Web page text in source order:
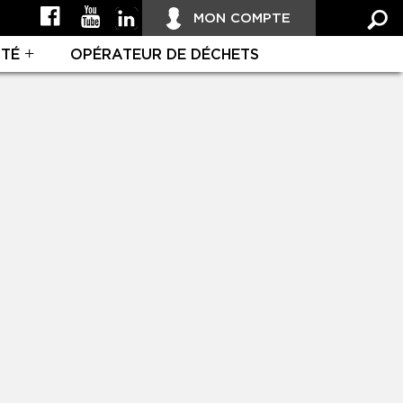
MON COMPTE
OPÉRATEUR DE DÉCHETS